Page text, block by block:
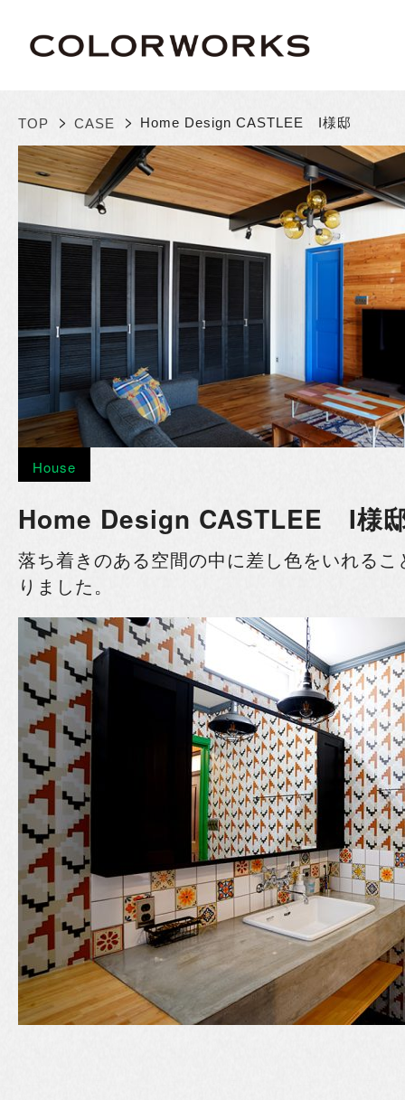
TOP > CASE > Home Design CASTLEE I様邸
House
Home Design CASTLEE I様
落ち着きのある空間の中に差し色をいれる
りました。